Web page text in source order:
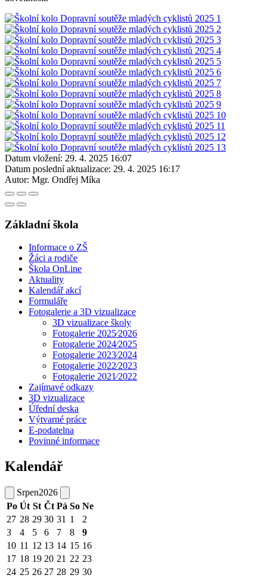
Datum vložení: 29. 4. 2025 16:07
Datum poslední aktualizace: 29. 4. 2025 16:17
Autor: Mgr. Ondřej Míka
Základní škola
Informace o ZŠ
Žáci a rodiče
Škola OnLine
Aktuality
Kalendář akcí
Formuláře
Fotogalerie a 3D vizualizace
3D vizualizace školy
Fotogalerie 2025⁄2026
Fotogalerie 2024⁄2025
Fotogalerie 2023⁄2024
Fotogalerie 2022⁄2023
Fotogalerie 2021⁄2022
Zajímavé odkazy
3D vizualizace
Úřední deska
Výtvarné práce
E-podatelna
Povinné informace
Kalendář
Srpen2026
Po Út St Čt Pá So Ne
27 28 29 30 31 1
2
3
4 5 6 7 8
9
10 11 12 13 14 15 16
17 18 19 20 21 22 23
24 25 26 27 28 29 30